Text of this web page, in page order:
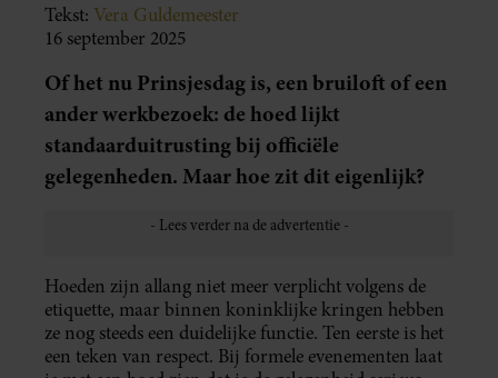
Tekst: Vera Guldemeester
16 september 2025
Of het nu Prinsjesdag is, een bruiloft of een
ander werkbezoek: de hoed lijkt
standaarduitrusting bij officiële
gelegenheden. Maar hoe zit dit eigenlijk?
Hoeden zijn allang niet meer verplicht volgens de
etiquette, maar binnen koninklijke kringen hebben
ze nog steeds een duidelijke functie. Ten eerste is het
een teken van respect. Bij formele evenementen laat